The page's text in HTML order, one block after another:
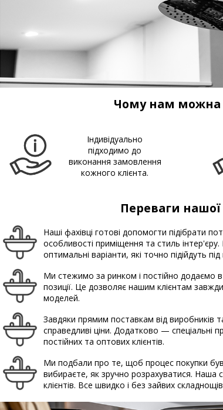
Чому нам можна
Індивідуально
підходимо до
виконання замовлення
кожного клієнта.
Переваги нашої
Наші фахівці готові допомогти підібрати
особливості приміщення та стиль
оптимальні варіанти, які точно підійдуть
Ми стежимо за ринком і постійно додаємо в
позиції. Це дозволяє нашим клієнтам
моделей.
Завдяки прямим поставкам від виробників
справедливі ціни. Додатково — спеціальні
постійних та оптових клієнтів.
Ми подбали про те, щоб процес покупки
вибираєте, як зручно розрахуватися. Наша
клієнтів. Все швидко і без зайвих